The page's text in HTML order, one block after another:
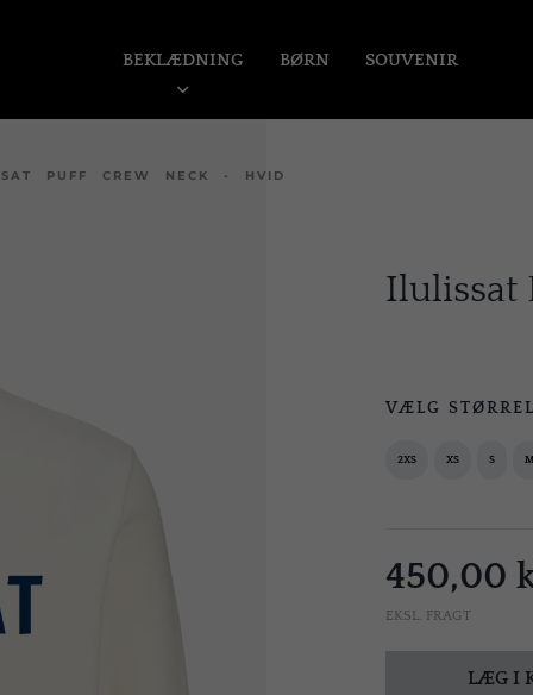
BEKLÆDNING BØRN SOUVENIR
PUFF CREW NECK - HVID
Ilulissat
VÆLG
2XS XS S M
450,00
EKSL. FRAGT
LÆG I